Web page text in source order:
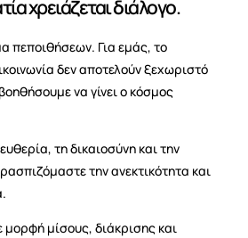
χρειάζεται διάλογο.
πεποιθήσεων. Για εμάς, το
δεν αποτελούν ξεχωριστό
να γίνει ο κόσμος
τη δικαιοσύνη και την
την ανεκτικότητα και
μίσους, διάκρισης και